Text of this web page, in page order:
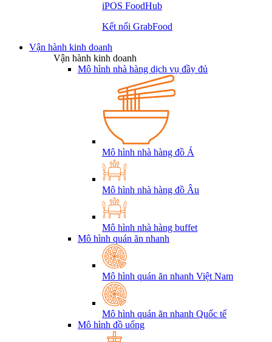
iPOS FoodHub
Kết nối GrabFood
Vận hành kinh doanh
Vận hành kinh doanh
Mô hình nhà hàng dịch vụ đầy đủ
Mô hình nhà hàng đồ Á
Mô hình nhà hàng đồ Âu
Mô hình nhà hàng buffet
Mô hình quán ăn nhanh
Mô hình quán ăn nhanh Việt Nam
Mô hình quán ăn nhanh Quốc tế
Mô hình đồ uống